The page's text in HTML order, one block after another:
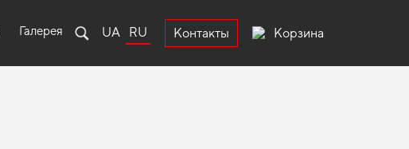
Галерея UA RU Контакты Корзина